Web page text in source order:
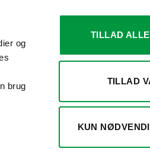
og
brug
TILLAD
TILLAD
KUN
polyester.